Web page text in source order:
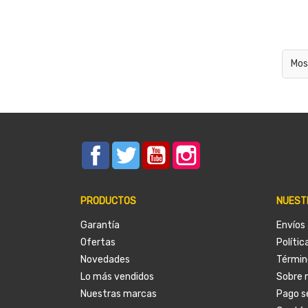
FacebookTwitterYouTube
PRODUCTOS
Garantía
Ofertas
Novedades
Lo más vendidos
Nuestras marcas
Envíos
Sobre
Pago